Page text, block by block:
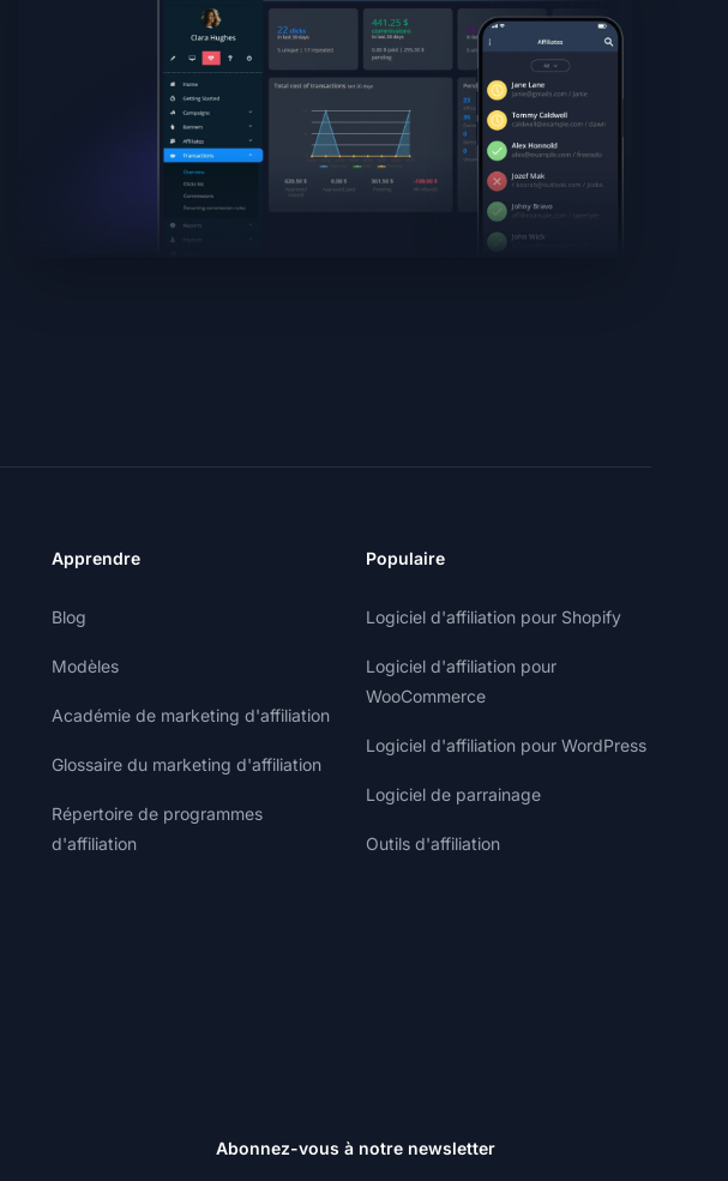
Apprendre
Blog
Modèles
Académie de marketing d'affiliation
Glossaire du marketing d'affiliation
Répertoire de programmes
d'affiliation
Populaire
Logiciel d'affiliation pour Shopify
Logiciel d'affiliation pour
WooCommerce
Logiciel d'affiliation pour WordPress
Logiciel de parrainage
Outils d'affiliation
Abonnez-vous à notre newsletter